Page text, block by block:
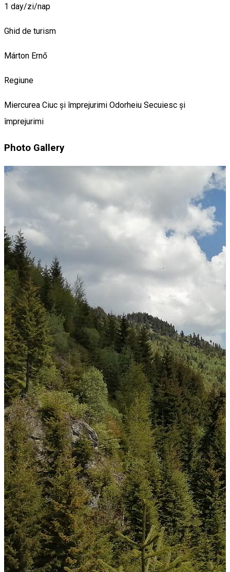
1 day/zi/nap
Ghid de turism
Márton Ernő
Regiune
Miercurea Ciuc și împrejurimi Odorheiu Secuiesc și
împrejurimi
Photo Gallery